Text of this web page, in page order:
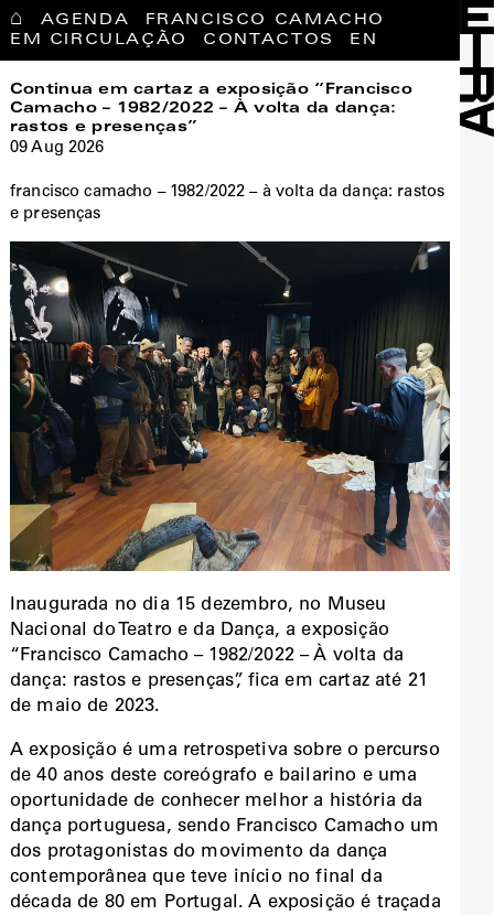
⌂ AGENDA
FRANCISCO CAMACHO
EM CIRCULAÇÃO
CONTACTOS EN
Continua em cartaz a exposição “Francisco
Camacho – 1982/2022 – À volta da dança:
rastos e presenças”
09 Aug 2026
francisco camacho – 1982/2022 – à volta da dança: rastos
e presenças
Inaugurada no dia 15 dezembro, no Museu
Nacional do Teatro e da Dança, a exposição
“Francisco Camacho – 1982/2022 – À volta da
dança: rastos e presenças”, fica em cartaz até 21
de maio de 2023.
A exposição é uma retrospetiva sobre o percurso
de 40 anos deste coreógrafo e bailarino e uma
oportunidade de conhecer melhor a história da
dança portuguesa, sendo Francisco Camacho um
dos protagonistas do movimento da dança
contemporânea que teve início no final da
década de 80 em Portugal. A exposição é traçada